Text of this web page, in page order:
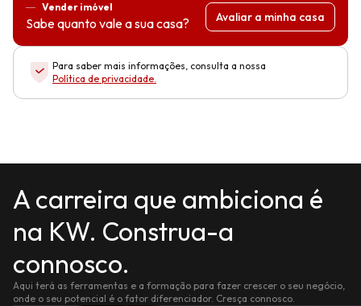
Vender imóvel
Sabe quanto vale a sua casa? Avaliar a minha casa
Para saber mais informações, consulta a nossa
Política de privacidade.
A carreira que ambiciona é
na KW. Construa-a
connosco.
Aqui terá as ferramentas e a formação para fazer crescer o seu negócio,
onde o seu potencial é o fator diferenciador. Cresça connosco.